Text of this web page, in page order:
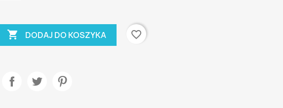
 DODAJ DO KOSZYKA favorite_border